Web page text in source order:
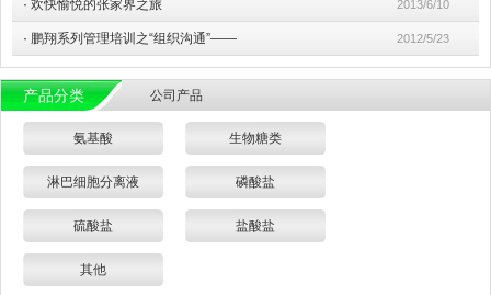
· 欢快愉悦的张家界之旅 2013/6/10
· 鹏翔系列管理培训之“组织沟通”—— 2012/5/23
产品分类 公司产品
氨基酸 生物糖类
淋巴细胞分离液 磷酸盐
硫酸盐 盐酸盐
其他